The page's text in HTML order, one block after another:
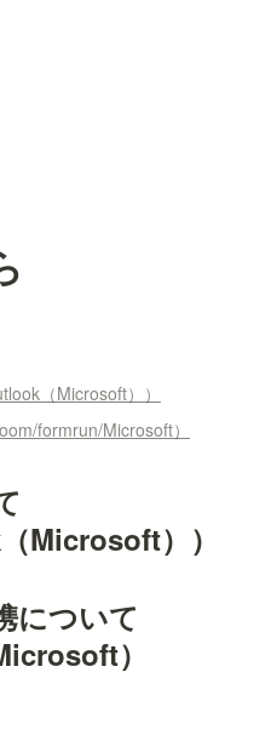
（Microsoft））
formrun/Microsoft）
Microsoft））
について
）